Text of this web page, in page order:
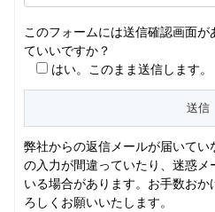
このフォームには送信確認画面
ていいですか？
はい。このまま送信します。
弊社からの返信メールが届いてい
の入力が間違っていたり、迷惑
いる場合があります。お手数おか
ろしくお願いいたします。